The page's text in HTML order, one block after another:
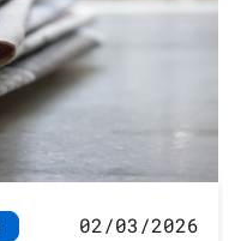
02/03/2026